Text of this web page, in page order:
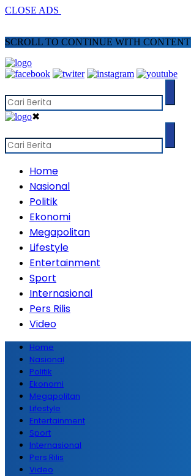
CLOSE ADS
SCROLL TO CONTINUE WITH CONTENT
✖
Home
Nasional
Politik
Ekonomi
Megapolitan
Lifestyle
Entertainment
Sport
Internasional
Pers Rilis
Video
Home
Nasional
Politik
Ekonomi
Megapolitan
Lifestyle
Entertainment
Sport
Internasional
Pers Rilis
Video